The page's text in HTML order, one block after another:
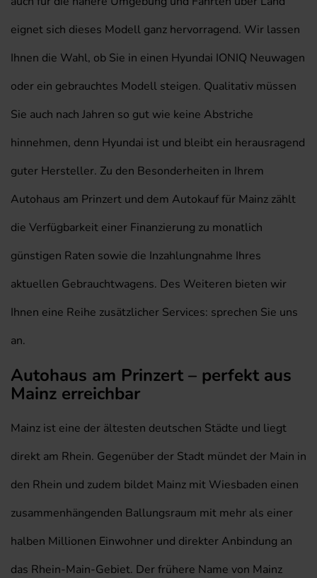
eignet sich dieses Modell ganz hervorragend. Wir lassen
Ihnen die Wahl, ob Sie in einen Hyundai IONIQ Neuwagen
oder ein gebrauchtes Modell steigen. Qualitativ müssen
Sie auch nach Jahren so gut wie keine Abstriche
hinnehmen, denn Hyundai ist und bleibt ein herausragend
guter Hersteller. Zu den Besonderheiten in Ihrem
Autohaus am Prinzert und dem Autokauf für Mainz zählt
die Verfügbarkeit einer Finanzierung zu monatlich
günstigen Raten sowie die Inzahlungnahme Ihres
aktuellen Gebrauchtwagens. Des Weiteren bieten wir
Ihnen eine Reihe zusätzlicher Services: sprechen Sie uns
an.
Autohaus am Prinzert – perfekt aus
Mainz erreichbar
Mainz ist eine der ältesten deutschen Städte und liegt
direkt am Rhein. Gegenüber der Stadt mündet der Main in
den Rhein und zudem bildet Mainz mit Wiesbaden einen
zusammenhängenden Ballungsraum mit mehr als einer
halben Millionen Einwohner und direkter Anbindung an
das Rhein-Main-Gebiet. Der frühere Name von Mainz